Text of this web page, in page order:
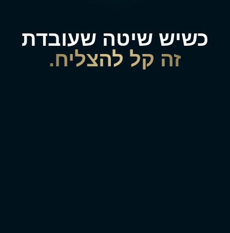
כשיש שיטה שעובדת
זה קל להצליח.